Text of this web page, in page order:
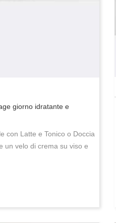
giorno idratante e
con Latte e Tonico o Doccia
un velo di crema su viso e